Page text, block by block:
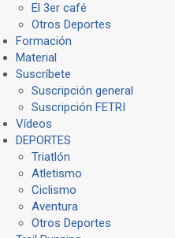
El 3er café
Otros Deportes
Formación
Material
Suscríbete
Suscripción general
Suscripción FETRI
Vídeos
DEPORTES
Triatlón
Atletismo
Ciclismo
Aventura
Otros Deportes